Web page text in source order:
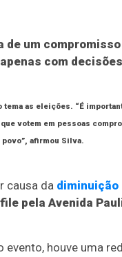
de um
com
tema as eleições. “É
votem em pessoas
afirmou Silva.
causa da
pela Avenida
houve uma